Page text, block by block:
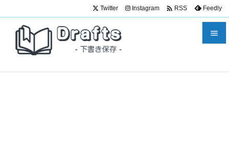

Twitter Instagram  RSS Feedly